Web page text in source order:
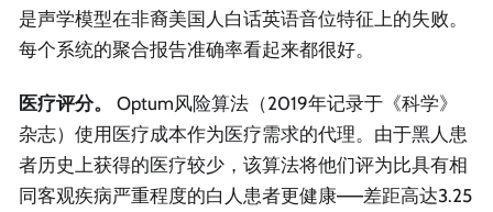
是声学模型在非裔美国人白话英语音位特征上的失败。
每个系统的聚合报告准确率看起来都很好。
医疗评分。
Optum风险算法（2019年记录于《科学》
杂志）使用医疗成本作为医疗需求的代理。由于黑人患
者历史上获得的医疗较少，该算法将他们评为比具有相
同客观疾病严重程度的白人患者更健康——差距高达3.25